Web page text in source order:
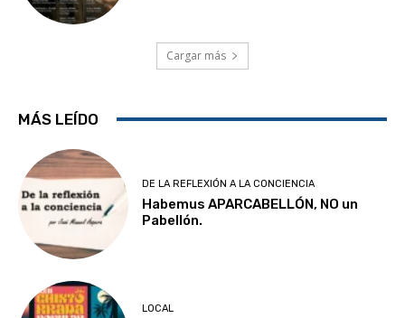
Cargar más
MÁS LEÍDO
DE LA REFLEXIÓN A LA CONCIENCIA
Habemus APARCABELLÓN, NO un
Pabellón.
LOCAL